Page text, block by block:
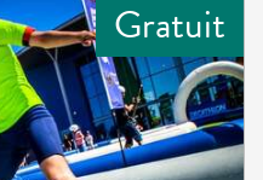
Gratuit